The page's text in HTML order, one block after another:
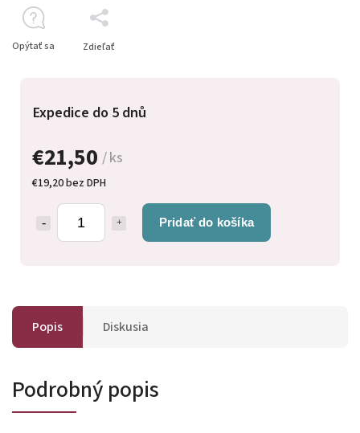
€21,50 / ks
€19,20 bez DPH
Pridať do košíka
Expedice do 5 dnů
Opýtať sa Zdieľať
Popis Diskusia
Podrobný popis